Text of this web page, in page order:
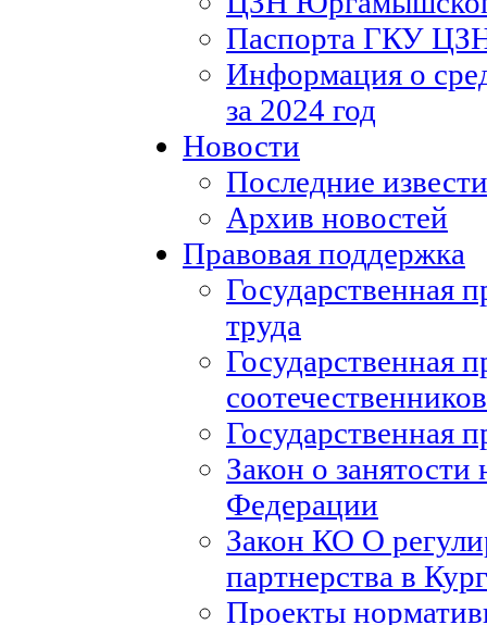
Паспорта ГКУ
Информация о
за 2024 год
Новости
Последние
Архив новостей
Правовая поддержка
Государственная
труда
Государственная
соотечественников
Государственная
Закон о занятости
Федерации
Закон КО О
партнерства в
Проекты